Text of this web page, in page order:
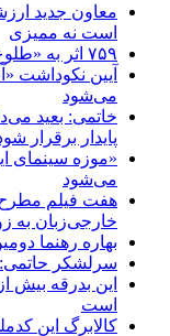
معاون جدید
است نه ممیزی
۷۵۹ اثر به «طلوع ماه» رسید
آیین نکوداشت
می‌شود
خاتمی: بعید
پایدار برقرار
«موزه سینمای
می‌شود
هفت فیلم مطرح
خارجی‌زبان به
بهاره رهنما
سرلشکر
این بدرقه بیش
است
کالابرگ این